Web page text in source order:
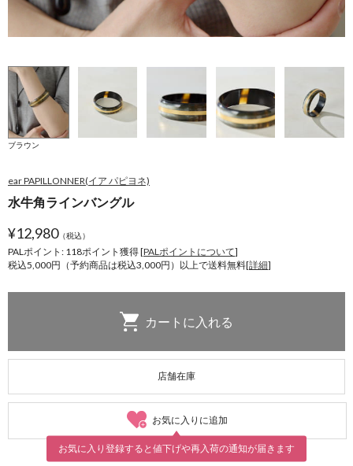
ブラウン
ear PAPILLONNER(イア パピヨネ)
水牛角ラインバングル
¥12,980（税込）
PALポイント: 118ポイント獲得 [PALポイントについて]
税込5,000円（予約商品は税込3,000円）以上で送料無料[詳細]
店舗在庫
お気に入りに追加
お気に入り登録すると値下げや再入荷の通知が届きます